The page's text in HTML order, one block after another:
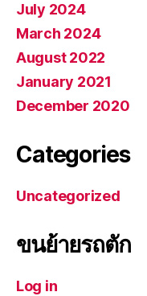
July 2024
March 2024
August 2022
January 2021
December 2020
Categories
Uncategorized
ขนย้ายรถตัก
Log in